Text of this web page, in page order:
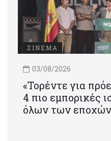
ΣΙΝΕΜΑ
03/08/2026
«Τορέντε για
4 πιο εμπορικές
όλων των εποχών